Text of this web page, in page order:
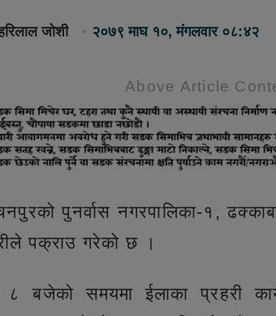
जोशी २०७९ माघ १०, मंगलवार ०८:४२
Above Article
पुनर्वास नगरपालिका-१,
पक्राउ गरेको छ ।
८ बजेको समयमा ईलाका प्रहरी